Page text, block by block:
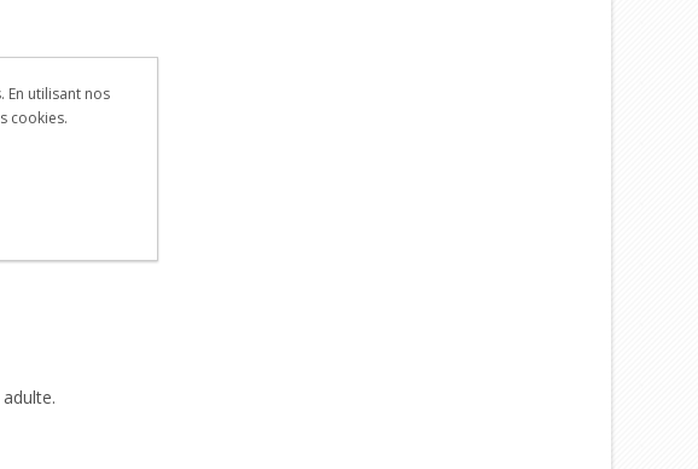
En utilisant nos
cookies.